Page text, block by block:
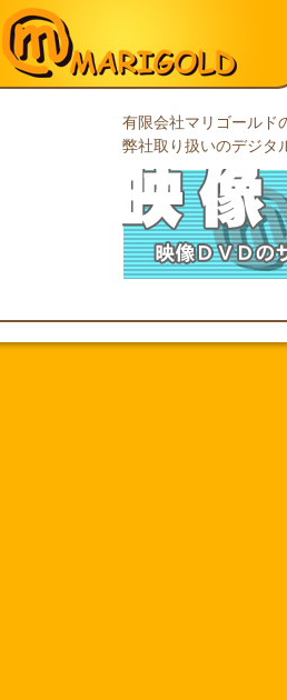
有限会社マリゴールド
弊社取り扱いのデジタ